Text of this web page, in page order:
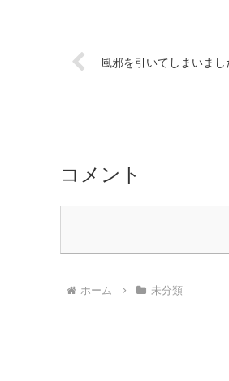
風邪を引いてしまいまし
コメント
ホーム 未分類